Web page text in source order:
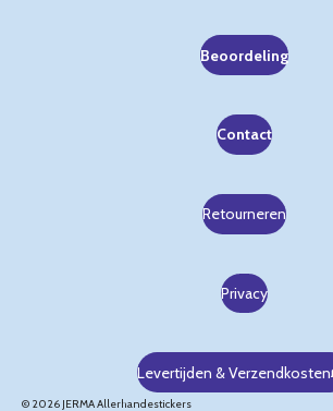
Beoordeling
Contact
Retourneren
Privacy
Levertijden & Verzendkosten
© 2026 JERMA Allerhandestickers